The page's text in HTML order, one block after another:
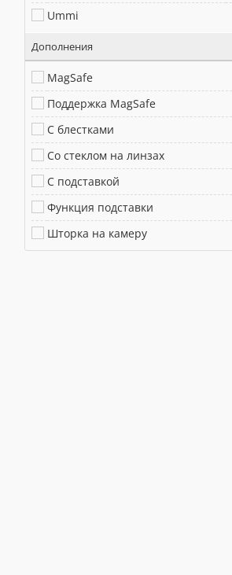
Ummi
Дополнения
MagSafe
Поддержка MagSafe
С блестками
Со стеклом на линзах
С подставкой
Функция подставки
Шторка на камеру